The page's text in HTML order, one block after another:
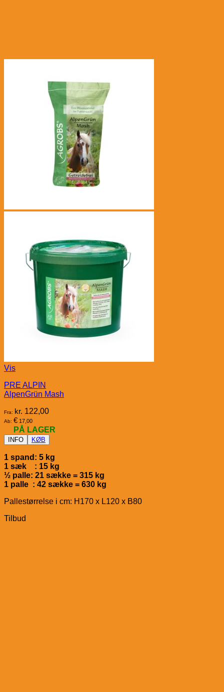
Vis
PRE ALPIN
AlpenGrün Mash
Fra: kr. 122,00
Ab: € 17,00
PÅ LAGER
INFO KØB
1 spand: 5 kg
1 sæk : 15 kg
½ palle: 21 sække = 315 kg
1 palle : 42 sække = 630 kg
Pallestørrelse i cm: H170 x L120 x B80
Tilbud